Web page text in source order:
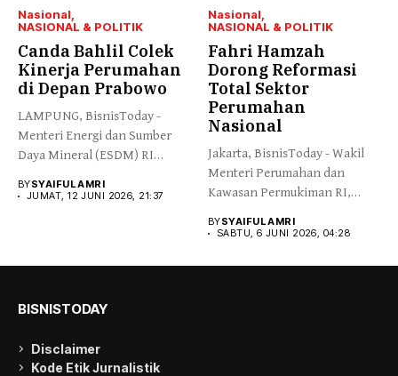
Nasional
NASIONAL & POLITIK
Canda Bahlil Colek
Kinerja Perumahan
di Depan Prabowo
LAMPUNG, BisnisToday -
Menteri Energi dan Sumber
Daya Mineral (ESDM) RI
BYSYAIFUL AMRI
JUMAT, 12 JUNI 2026, 21:37
Nasional
NASIONAL & POLITIK
Fahri Hamzah
Dorong Reformasi
Total Sektor
Perumahan
Nasional
Jakarta, BisnisToday - Wakil
Menteri Perumahan dan
Kawasan Permukiman RI,
BYSYAIFUL AMRI
SABTU, 6 JUNI 2026, 04:28
BISNISTODAY
Disclaimer
Kode Etik Jurnalistik